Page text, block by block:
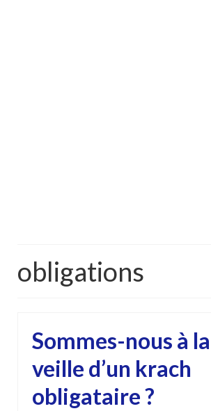
obligations
Sommes-nous à la
veille d’un krach
obligataire ?